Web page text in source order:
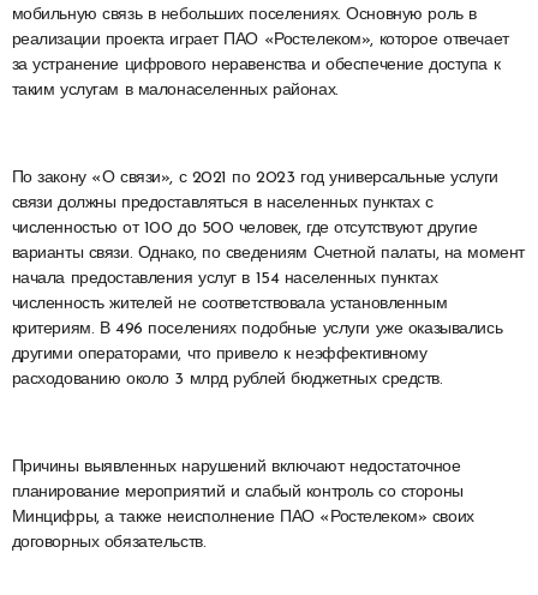
мобильную связь в небольших поселениях. Основную роль в
реализации проекта играет ПАО «Ростелеком», которое отвечает
за устранение цифрового неравенства и обеспечение доступа к
таким услугам в малонаселенных районах.
По закону «О связи», с 2021 по 2023 год универсальные услуги
связи должны предоставляться в населенных пунктах с
численностью от 100 до 500 человек, где отсутствуют другие
варианты связи. Однако, по сведениям Счетной палаты, на момент
начала предоставления услуг в 154 населенных пунктах
численность жителей не соответствовала установленным
критериям. В 496 поселениях подобные услуги уже оказывались
другими операторами, что привело к неэффективному
расходованию около 3 млрд рублей бюджетных средств.
Причины выявленных нарушений включают недостаточное
планирование мероприятий и слабый контроль со стороны
Минцифры, а также неисполнение ПАО «Ростелеком» своих
договорных обязательств.